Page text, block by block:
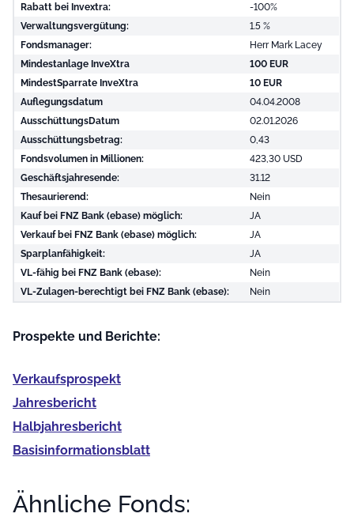
Rabatt bei Invextra:
-100%
Verwaltungsvergütung:
1.5 %
Fondsmanager:
Herr Mark Lacey
Mindestanlage InveXtra
100 EUR
MindestSparrate InveXtra
10 EUR
Auflegungsdatum
04.04.2008
AusschüttungsDatum
02.01.2026
Ausschüttungsbetrag:
0,43
Fondsvolumen in Millionen:
423,30 USD
Geschäftsjahresende:
31.12
Thesaurierend:
Nein
Kauf bei FNZ Bank (ebase) möglich:
JA
Verkauf bei FNZ Bank (ebase) möglich:
JA
Sparplanfähigkeit:
JA
VL-fähig bei FNZ Bank (ebase):
Nein
VL-Zulagen-berechtigt bei FNZ Bank (ebase):
Nein
Prospekte und Berichte:
Verkaufs­prospekt
Jahres­bericht
Halb­jahres­bericht
Basis­informationsblatt
Ähnliche Fonds: